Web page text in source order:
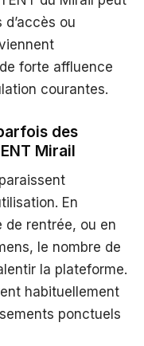
ou
forte affluence
courantes.
des
Mirail
En
de rentrée, ou en
le nombre de
la plateforme.
habituellement
ponctuels